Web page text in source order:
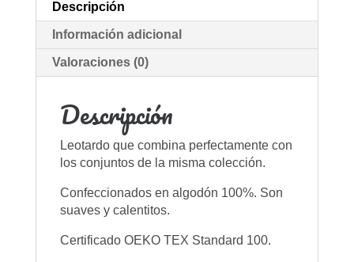
Descripción
Información adicional
Valoraciones (0)
Descripción
Leotardo que combina perfectamente con
los conjuntos de la misma colección.
Confeccionados en algodón 100%. Son
suaves y calentitos.
Certificado OEKO TEX Standard 100.